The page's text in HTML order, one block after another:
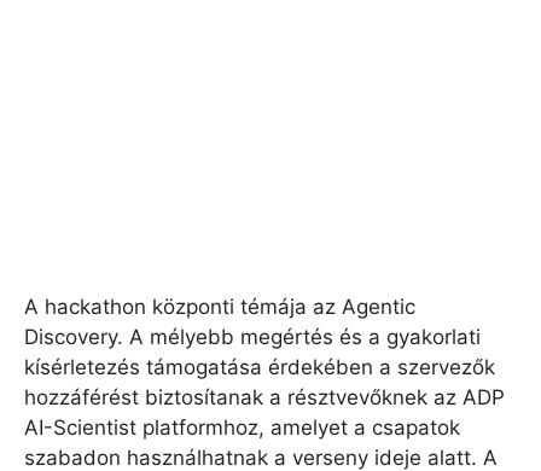
A hackathon központi témája az Agentic
Discovery. A mélyebb megértés és a gyakorlati
kísérletezés támogatása érdekében a szervezők
hozzáférést biztosítanak a résztvevőknek az ADP
AI-Scientist platformhoz, amelyet a csapatok
szabadon használhatnak a verseny ideje alatt. A